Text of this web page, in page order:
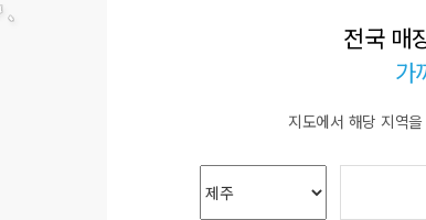
전국 매
가
지도에서 해당 지역